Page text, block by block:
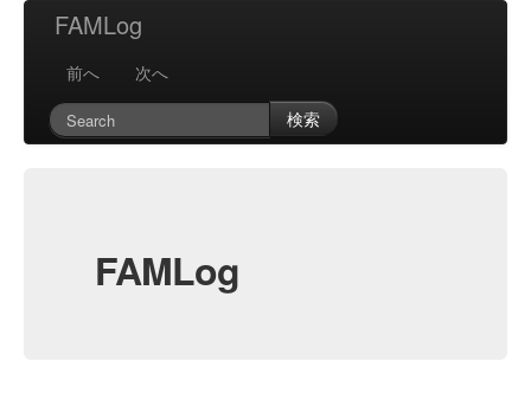
FAMLog
前へ
次へ
検索
FAMLog